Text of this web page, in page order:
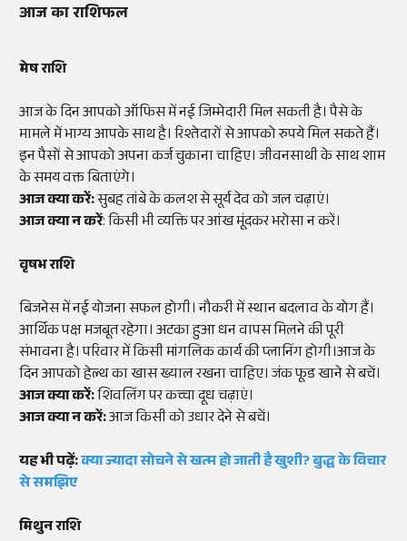
आज का राशिफल
मेष राशि
आज के दिन आपको ऑफिस में नई जिम्मेदारी मिल सकती है। पैसे के
मामले में भाग्य आपके साथ है। रिश्तेदारों से आपको रुपये मिल सकते हैं।
इन पैसों से आपको अपना कर्ज चुकाना चाहिए। जीवनसाथी के साथ शाम
के समय वक्त बिताएंगे।
आज क्या करें:सुबह तांबे के कलश से सूर्य देव को जल चढ़ाएं।
आज क्या न करें: किसी भी व्यक्ति पर आंख मूंदकर भरोसा न करें।
वृषभ राशि
बिजनेस में नई योजना सफल होगी। नौकरी में स्थान बदलाव के योग हैं।
आर्थिक पक्ष मजबूत रहेगा। अटका हुआ धन वापस मिलने की पूरी
संभावना है। परिवार में किसी मांगलिक कार्य की प्लानिंग होगी।आज के
दिन आपको हेल्थ का खास ख्याल रखना चाहिए। जंक फूड खाने से बचें।
आज क्या करें:शिवलिंग पर कच्चा दूध चढ़ाएं।
आज क्या न करें:आज किसी को उधार देने से बचें।
यह भी पढ़ें:क्या ज्यादा सोचने से खत्म हो जाती है खुशी? बुद्ध के विचार
से समझिए
मिथुन राशि